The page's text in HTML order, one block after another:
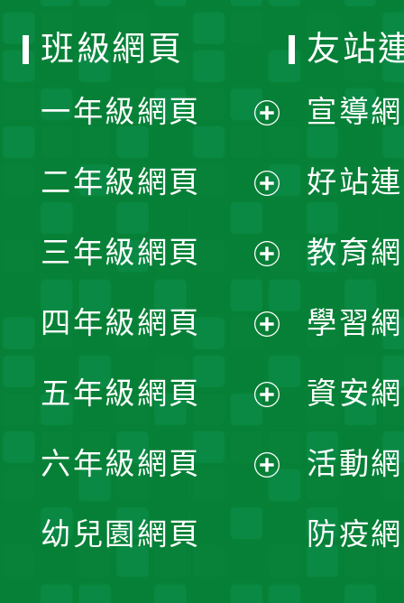
班級網頁
一年級網頁
開
選
單
二年級網頁
開
選
單
三年級網頁
開
選
單
四年級網頁
開
選
五年級網頁
開
六年級網頁
幼兒園網頁
友站
宣導
好站
教育
學習
資安
活動
防疫